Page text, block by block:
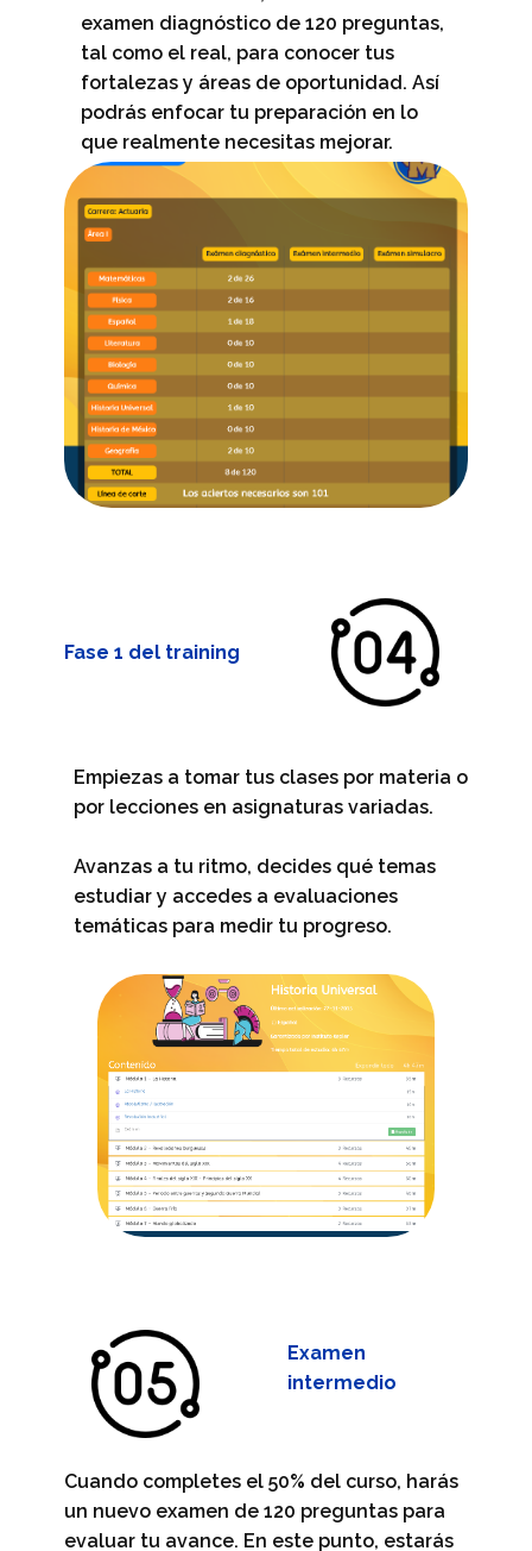
examen diagnóstico de 120 preguntas,
tal como el real, para conocer tus
fortalezas y áreas de oportunidad. Así
podrás enfocar tu preparación en lo
que realmente necesitas mejorar.
Fase 1 del training
Empiezas a tomar tus clases por materia o
por lecciones ​​en asignaturas variadas.
Avanzas a tu ritmo, decides qué temas
estudiar y accedes a evaluaciones
temáticas para medir tu progreso.
Examen
intermedio
Cuando completes el 50% del curso, harás
un nuevo examen de 120 preguntas para
evaluar tu avance. En este punto, estarás